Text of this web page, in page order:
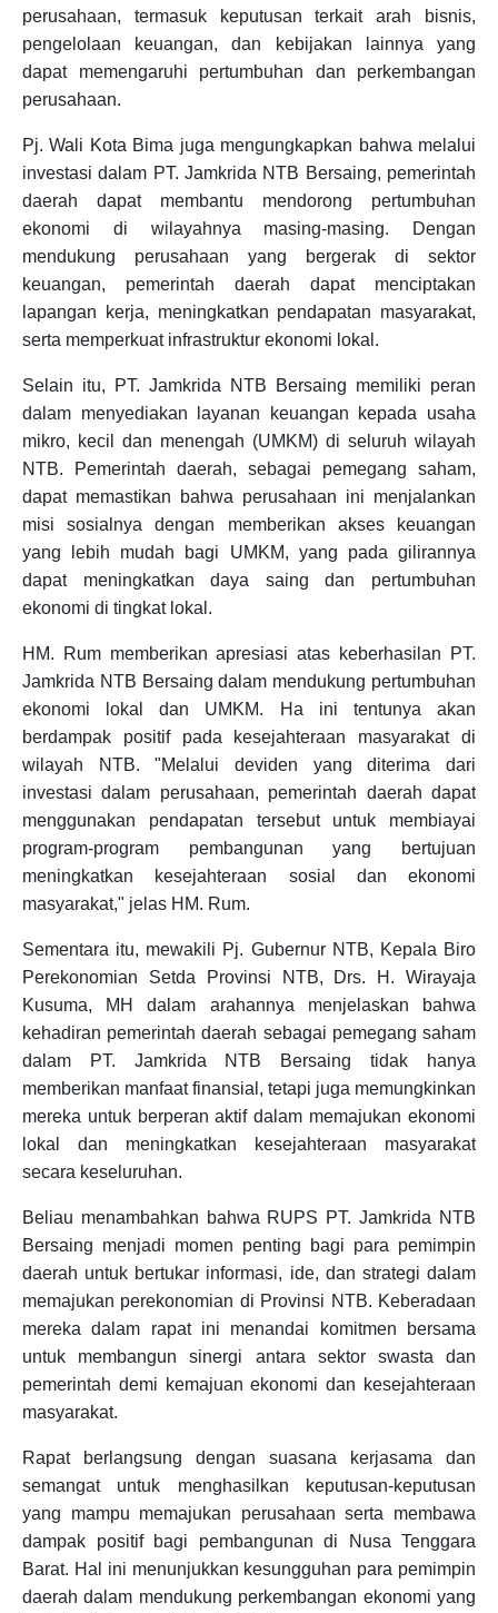
perusahaan, termasuk keputusan terkait arah bisnis,
pengelolaan keuangan, dan kebijakan lainnya yang
dapat memengaruhi pertumbuhan dan perkembangan
perusahaan.
Pj. Wali Kota Bima juga mengungkapkan bahwa melalui
investasi dalam PT. Jamkrida NTB Bersaing, pemerintah
daerah dapat membantu mendorong pertumbuhan
ekonomi di wilayahnya masing-masing. Dengan
mendukung perusahaan yang bergerak di sektor
keuangan, pemerintah daerah dapat menciptakan
lapangan kerja, meningkatkan pendapatan masyarakat,
serta memperkuat infrastruktur ekonomi lokal.
Selain itu, PT. Jamkrida NTB Bersaing memiliki peran
dalam menyediakan layanan keuangan kepada usaha
mikro, kecil dan menengah (UMKM) di seluruh wilayah
NTB. Pemerintah daerah, sebagai pemegang saham,
dapat memastikan bahwa perusahaan ini menjalankan
misi sosialnya dengan memberikan akses keuangan
yang lebih mudah bagi UMKM, yang pada gilirannya
dapat meningkatkan daya saing dan pertumbuhan
ekonomi di tingkat lokal.
HM. Rum memberikan apresiasi atas keberhasilan PT.
Jamkrida NTB Bersaing dalam mendukung pertumbuhan
ekonomi lokal dan UMKM. Ha ini tentunya akan
berdampak positif pada kesejahteraan masyarakat di
wilayah NTB. "Melalui deviden yang diterima dari
investasi dalam perusahaan, pemerintah daerah dapat
menggunakan pendapatan tersebut untuk membiayai
program-program pembangunan yang bertujuan
meningkatkan kesejahteraan sosial dan ekonomi
masyarakat," jelas HM. Rum.
Sementara itu, mewakili Pj. Gubernur NTB, Kepala Biro
Perekonomian Setda Provinsi NTB, Drs. H. Wirayaja
Kusuma, MH dalam arahannya menjelaskan bahwa
kehadiran pemerintah daerah sebagai pemegang saham
dalam PT. Jamkrida NTB Bersaing tidak hanya
memberikan manfaat finansial, tetapi juga memungkinkan
mereka untuk berperan aktif dalam memajukan ekonomi
lokal dan meningkatkan kesejahteraan masyarakat
secara keseluruhan.
Beliau menambahkan bahwa RUPS PT. Jamkrida NTB
Bersaing menjadi momen penting bagi para pemimpin
daerah untuk bertukar informasi, ide, dan strategi dalam
memajukan perekonomian di Provinsi NTB. Keberadaan
mereka dalam rapat ini menandai komitmen bersama
untuk membangun sinergi antara sektor swasta dan
pemerintah demi kemajuan ekonomi dan kesejahteraan
masyarakat.
Rapat berlangsung dengan suasana kerjasama dan
semangat untuk menghasilkan keputusan-keputusan
yang mampu memajukan perusahaan serta membawa
dampak positif bagi pembangunan di Nusa Tenggara
Barat. Hal ini menunjukkan kesungguhan para pemimpin
daerah dalam mendukung perkembangan ekonomi yang